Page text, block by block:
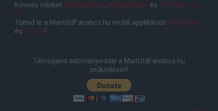
Kövess minket Facebookon, Instagramon és YouTube-on
is!
Töltsd le a ManUtdFanatics.hu mobil applikációt Androidra
és iOS-re!
Támogasd adományoddal a ManUtdFanatics.hu
működését!